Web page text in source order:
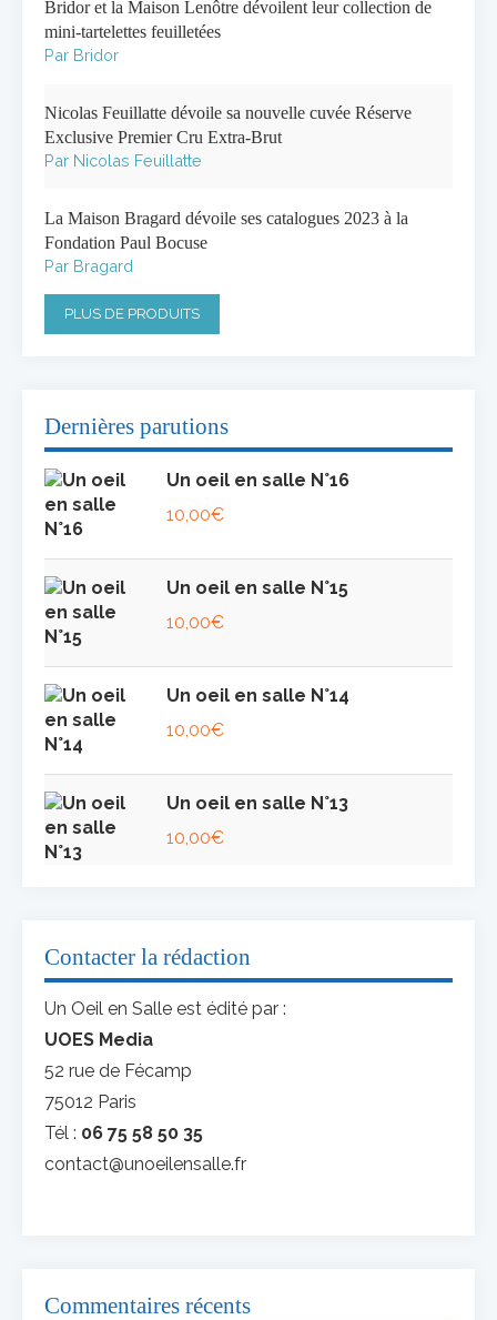
Bridor et la Maison Lenôtre dévoilent leur collection de
mini-tartelettes feuilletées
Par Bridor
Nicolas Feuillatte dévoile sa nouvelle cuvée Réserve
Exclusive Premier Cru Extra-Brut
Par Nicolas Feuillatte
La Maison Bragard dévoile ses catalogues 2023 à la
Fondation Paul Bocuse
Par Bragard
PLUS DE PRODUITS
Dernières parutions
Un oeil en salle N°16
10,00€
Un oeil en salle N°15
10,00€
Un oeil en salle N°14
10,00€
Un oeil en salle N°13
10,00€
Contacter la rédaction
Un Oeil en Salle est édité par :
UOES Media
52 rue de Fécamp
75012 Paris
Tél : 06 75 58 50 35
contact@unoeilensalle.fr
Commentaires récents